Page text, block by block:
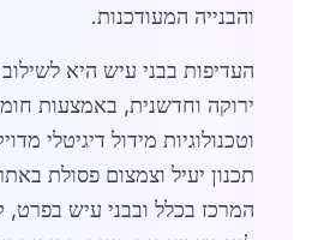
והבנייה המעודכנות.
העדיפות בבני עיש היא לשילוב
ירוקה וחדשנית, באמצעות
וטכנולוגיות מידול דיגיטלי
תכנון יעיל וצמצום פסולת
המרכז בכלל ובבני עיש בפרט,